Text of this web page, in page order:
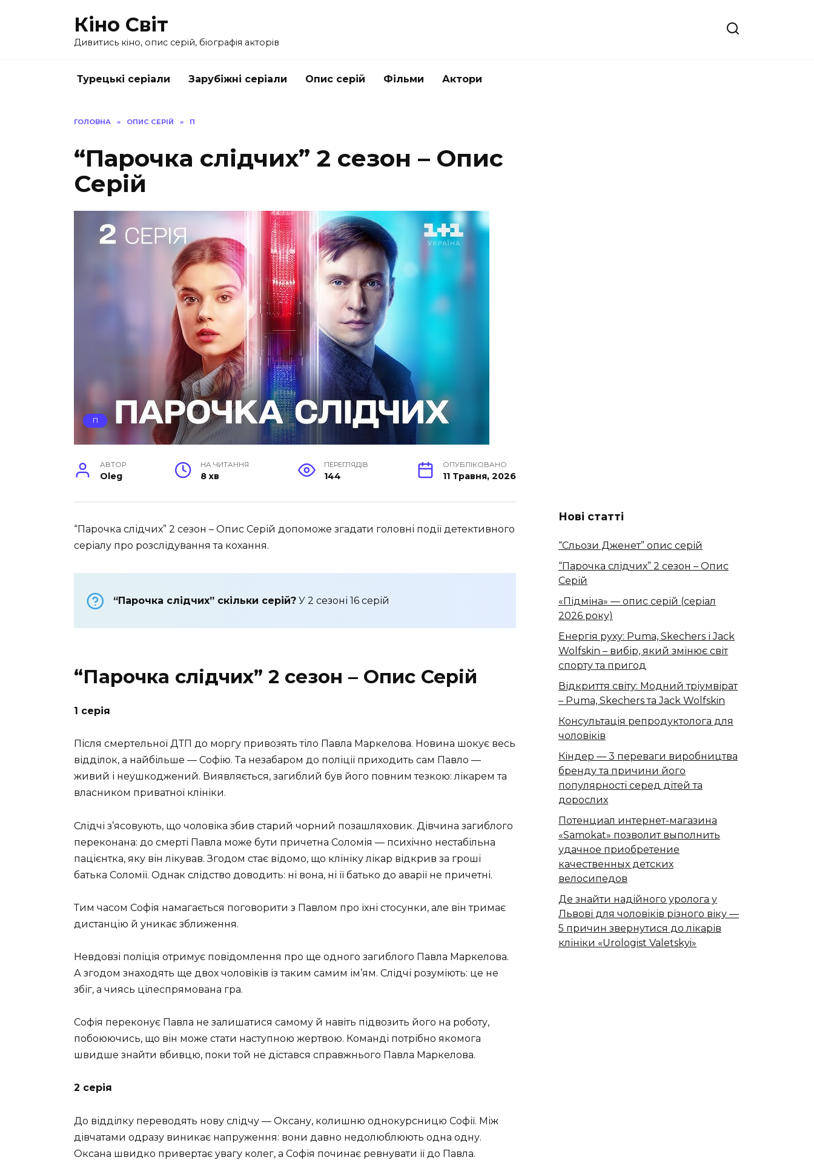
Кіно Світ
Дивитись кіно, опис серій, біографія акторів
Турецькі серіали Зарубіжні серіали Опис серій Фільми Актори
ГОЛОВНА » ОПИС СЕРІЙ » П
“Парочка слідчих” 2 сезон – Опис
Серій
П
АВТОР
Oleg
НА ЧИТАННЯ
8 хв
ПЕРЕГЛЯДІВ
144
ОПУБЛІКОВАНО
11 Травня, 2026
“Парочка слідчих” 2 сезон – Опис Серій допоможе згадати головні події детективного
серіалу про розслідування та кохання.
“Парочка слідчих” скільки серій? У 2 сезоні 16 серій
“Парочка слідчих” 2 сезон – Опис Серій
1 серія
Після смертельної ДТП до моргу привозять тіло Павла Маркелова. Новина шокує весь
відділок, а найбільше — Софію. Та незабаром до поліції приходить сам Павло —
живий і неушкоджений. Виявляється, загиблий був його повним тезкою: лікарем та
власником приватної клініки.
Слідчі з’ясовують, що чоловіка збив старий чорний позашляховик. Дівчина загиблого
переконана: до смерті Павла може бути причетна Соломія — психічно нестабільна
пацієнтка, яку він лікував. Згодом стає відомо, що клініку лікар відкрив за гроші
батька Соломії. Однак слідство доводить: ні вона, ні її батько до аварії не причетні.
Тим часом Софія намагається поговорити з Павлом про їхні стосунки, але він тримає
дистанцію й уникає зближення.
Невдовзі поліція отримує повідомлення про ще одного загиблого Павла Маркелова.
А згодом знаходять ще двох чоловіків із таким самим ім’ям. Слідчі розуміють: це не
збіг, а чиясь цілеспрямована гра.
Софія переконує Павла не залишатися самому й навіть підвозить його на роботу,
побоюючись, що він може стати наступною жертвою. Команді потрібно якомога
швидше знайти вбивцю, поки той не дістався справжнього Павла Маркелова.
2 серія
До відділку переводять нову слідчу — Оксану, колишню однокурсницю Софії. Між
дівчатами одразу виникає напруження: вони давно недолюблюють одна одну.
Оксана швидко привертає увагу колег, а Софія починає ревнувати її до Павла.
Нові статті
“Сльози Дженет” опис серій
“Парочка слідчих” 2 сезон – Опис
Серій
«Підміна» — опис серій (серіал
2026 року)
Енергія руху: Puma, Skechers і Jack
Wolfskin – вибір, який змінює світ
спорту та пригод
Відкриття світу: Модний тріумвірат
– Puma, Skechers та Jack Wolfskin
Консультація репродуктолога для
чоловіків
Кіндер — 3 переваги виробництва
бренду та причини його
популярності серед дітей та
дорослих
Потенциал интернет-магазина
«Samokat» позволит выполнить
удачное приобретение
качественных детских
велосипедов
Де знайти надійного уролога у
Львові для чоловіків різного віку —
5 причин звернутися до лікарів
клініки «Urologist Valetskyi»